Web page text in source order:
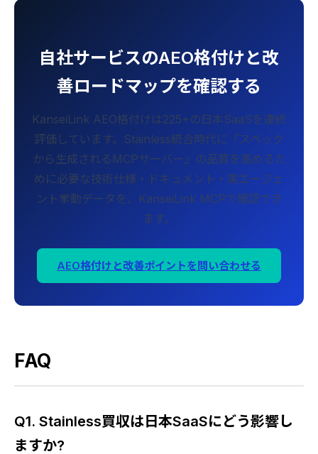
自社サービスのAEO格付けと改
善ロードマップを確認する
KanseiLink AEO格付けは225+の日本SaaSを連続
評価しています。Stainless統合時代に『スペック
から生成されるMCPサーバー』の品質を高めるた
めに必要な技術仕様・ドキュメント・実エージェ
ント挙動データを、KanseiLink MCPで確認でき
ます。
AEO格付けと改善ポイントを問い合わせる
FAQ
Q1. Stainless買収は日本SaaSにどう影響し
ますか?